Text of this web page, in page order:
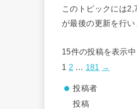
このトピックには
が最後の更新を行い
15件の投稿を表示
1 2 181 →
投稿者
投稿